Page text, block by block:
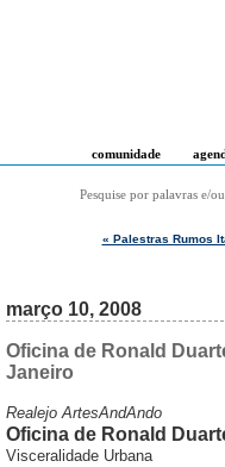
comunidade
Pesquise por palavras e/
« Palestras Rumos
março 10, 2008
Oficina de Ronald
Janeiro
Realejo ArtesAndAndo
Oficina de Ronald
Visceralidade Urbana